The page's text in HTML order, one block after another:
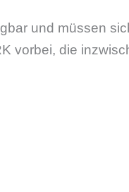
und müssen
vorbei, die